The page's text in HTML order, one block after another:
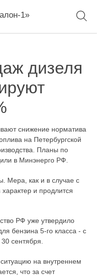
1»
дизеля
снижение норматива
на Петербургской
Планы по
в Минэнерго РФ.
Мера, как и в случае с
и продлится
РФ уже утвердило
бензина 5-го класса - с
сентября.
на внутреннем
что за счет